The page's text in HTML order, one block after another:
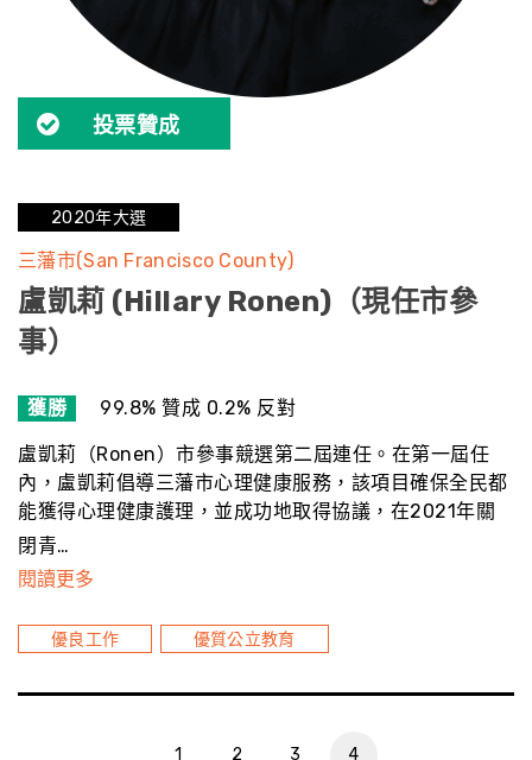
投票贊成
2020年大選
三藩市(San Francisco County)
盧凱莉 (Hillary Ronen)（現任市參
事）
獲勝 99.8% 贊成 0.2% 反對
盧凱莉（Ronen）市參事競選第二屆連任。在第一屆任
內，盧凱莉倡導三藩市心理健康服務，該項目確保全民都
能獲得心理健康護理，並成功地取得協議，在2021年關
閉青…
閱讀更多
優良工作 優質公立教育
1 2 3 4